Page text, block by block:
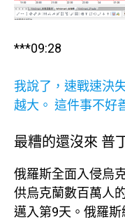
***09:28
我說了，速戰速決
越大。 這件事不好
最糟的還沒來 普
俄羅斯全面入侵烏
供烏克蘭數百萬人
邁入第9天。俄羅